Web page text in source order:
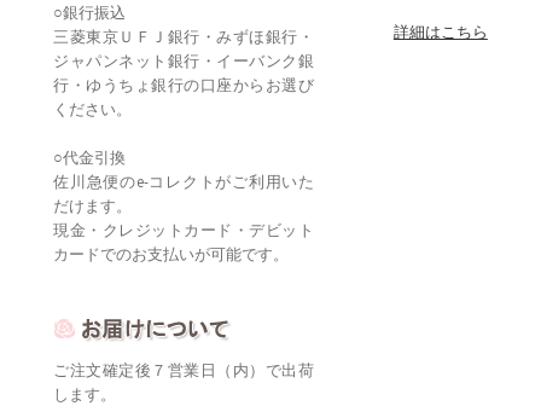
○銀行振込
三菱東京ＵＦＪ銀行・みずほ銀行・
ジャパンネット銀行・イーバンク銀
行・ゆうちょ銀行の口座からお選び
ください。
○代金引換
佐川急便のe-コレクトがご利用いた
だけます。
現金・クレジットカード・デビット
カードでのお支払いが可能です。
詳細はこちら
ご注文確定後７営業日（内）で出荷
します。